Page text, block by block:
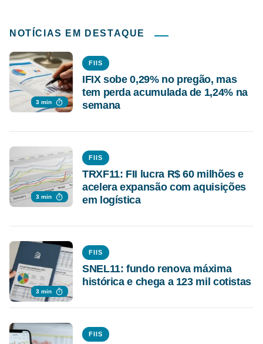
NOTÍCIAS EM DESTAQUE
3 min
FIIS
IFIX sobe 0,29% no pregão, mas
tem perda acumulada de 1,24% na
semana
3 min
FIIS
TRXF11: FII lucra R$ 60 milhões e
acelera expansão com aquisições
em logística
3 min
FIIS
SNEL11: fundo renova máxima
histórica e chega a 123 mil cotistas
FIIS